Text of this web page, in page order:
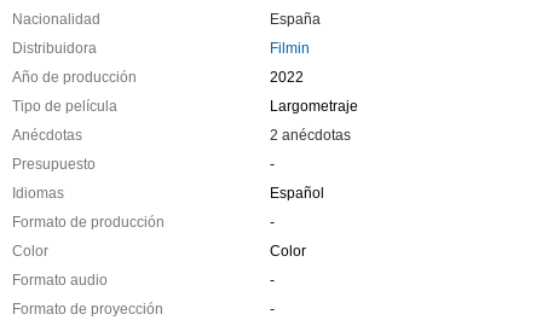
Nacionalidad
España
Distribuidora
Filmin
Año de producción
2022
Tipo de película
Largometraje
Anécdotas
2 anécdotas
Presupuesto
-
Idiomas
Español
Formato de producción
-
Color
Color
Formato audio
-
Formato de proyección
-